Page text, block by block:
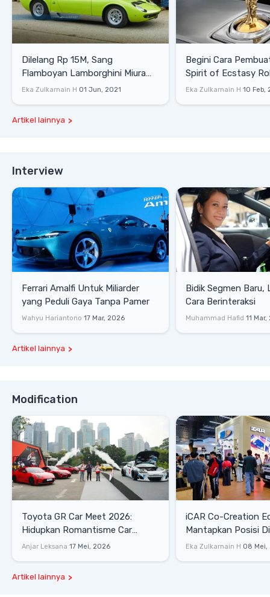
Dilelang Rp 15M, Sang
Flamboyan Lamborghini Miura
P400 S
Eka Zulkarnain H 01 Jun, 2021
Begini Cara
Spirit of Ecstasy
Eka Zulkarnain H 10 Feb,
Artikel lainnya
Interview
Ferrari Amalfi Untuk Miliarder
yang Peduli Gaya Tanpa Pamer
Wahyu Hariantono 17 Mar, 2026
Bidik Segmen Baru,
Cara Berinteraksi
Muhammad Hafid 11
Artikel lainnya
Modification
Toyota GR Car Meet 2026:
Hidupkan Romantisme Car
Culture Era 90-an
Anjar Leksana 17 Mei, 2026
iCAR Co-Creation
Mantapkan Posisi
Gaya Hidup
Eka Zulkarnain H 08 Mei,
Artikel lainnya